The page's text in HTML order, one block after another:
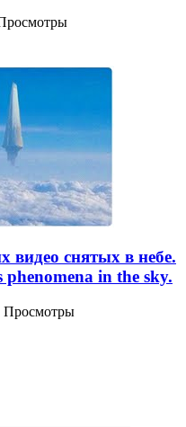
снятых в небе.
in the sky.
Просмотры